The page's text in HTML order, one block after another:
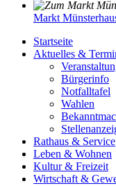
Markt
Startseite
Aktuelles &
Bürgerinfo
Notfalltafel
Wahlen
Rathaus & Service
Leben & Wohnen
Kultur & Freizeit
Wirtschaft &